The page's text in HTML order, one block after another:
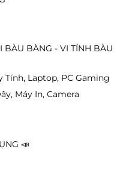
BÀU BÀNG - VI TÍNH BÀU
Tính, Laptop, PC Gaming
Máy In, Camera
📣